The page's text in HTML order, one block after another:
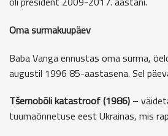
Oma surmakuupäev
Baba Vanga ennustas oma surma,
augustil 1996 85-aastasena. Sel
Tšernobõli katastroof (1986) –
tuumaõnnetuse eest Ukrainas, mis